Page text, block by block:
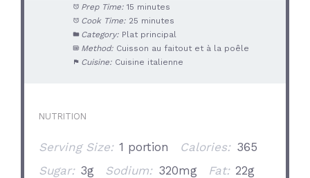
Prep Time: 15 minutes
Cook Time: 25 minutes
Category: Plat principal
Method: Cuisson au faitout et à la poêle
Cuisine: Cuisine italienne
NUTRITION
Serving Size: 1 portion Calories: 365
Sugar: 3g Sodium: 320mg Fat: 22g